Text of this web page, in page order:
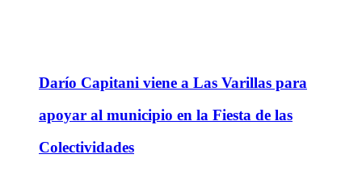
Darío Capitani viene a Las Varillas para
apoyar al municipio en la Fiesta de las
Colectividades